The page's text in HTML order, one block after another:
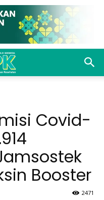
Covid-
Booster
2471